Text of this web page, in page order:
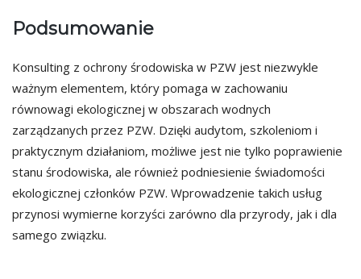
Podsumowanie
Konsulting z ochrony środowiska w PZW jest niezwykle
ważnym elementem, który pomaga w zachowaniu
równowagi ekologicznej w obszarach wodnych
zarządzanych przez PZW. Dzięki audytom, szkoleniom i
praktycznym działaniom, możliwe jest nie tylko poprawienie
stanu środowiska, ale również podniesienie świadomości
ekologicznej członków PZW. Wprowadzenie takich usług
przynosi wymierne korzyści zarówno dla przyrody, jak i dla
samego związku.